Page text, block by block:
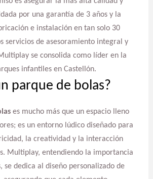
por una garantía de 3 años y la
e instalación en tan solo 30
servicios de asesoramiento integral y
se consolida como líder en la
infantiles en Castellón.
parque de bolas?
es mucho más que un espacio lleno
es un entorno lúdico diseñado para
la creatividad y la interacción
Multiplay, entendiendo la importancia
se dedica al diseño personalizado de